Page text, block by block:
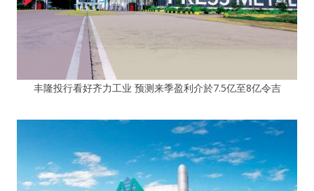
丰隆投行看好齐力工业 预测来季盈利介於7.5亿至8亿令吉